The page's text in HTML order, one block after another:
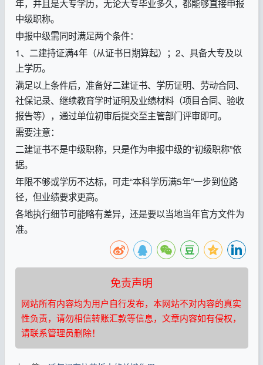
年，并且是大专学历，无论大专毕业多久，都能够直接申报
中级职称。
申报中级需同时满足两个条件：
1、二建持证满4年（从证书日期算起）；2、具备大专及以
上学历。
满足以上条件后，准备好二建证书、学历证明、劳动合同、
社保记录、继续教育学时证明及业绩材料（项目合同、验收
报告等），通过单位初审后提交至主管部门评审即可。
需要注意：
二建证书不是中级职称，只是作为申报中级的“初级职称”依
据。
年限不够或学历不达标，可走“本科学历满5年”一步到位路
径，但业绩要求更高。
各地执行细节可能略有差异，还是要以当地当年官方文件为
准。
免责声明
网站所有内容均为用户自行发布，本网站不对内容的真实
性负责，请勿相信转账汇款等信息，文章内容如有侵权，
请联系管理员删除！